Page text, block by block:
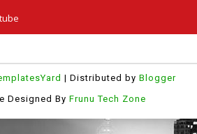
| Distributed by Blogger
Designed By Frunu Tech Zone